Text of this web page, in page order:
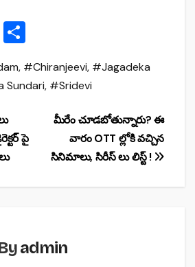
X
ar
e
, #Chiranjeevi, #Jagadeka
Sundari, #Sridevi
మీరేం చూడబోతున్నారు? ఈ
వారం OTT ల్లోకి వచ్చిన
సినిమాలు, సిరీస్ లు లిస్ట్ !
పై
admin